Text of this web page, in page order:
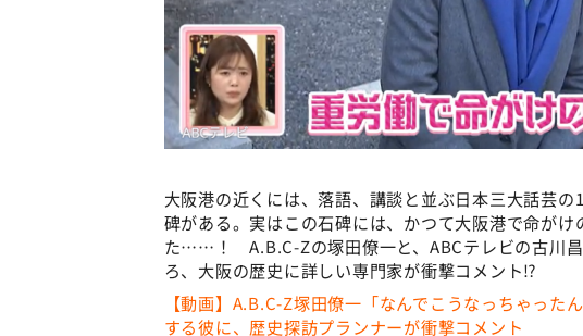
大阪港の近くには、落語、講談と並ぶ日本三大話芸
碑がある。実はこの石碑には、かつて大阪港で命が
た……！ A.B.C-Zの塚田僚一と、ABCテレビの古川昌
ろ、大阪の歴史に詳しい専門家が衝撃コメント⁉
【動画】A.B.C-Z塚田僚一「なんでこうなっちゃっ
する彼に、歴史探訪プランナーが衝撃コメント